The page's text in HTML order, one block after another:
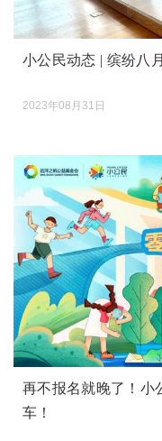
小公民动态 | 缤纷八
2023年08月31日
再不报名就晚了！小
车！